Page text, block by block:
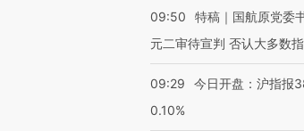
09:50
特稿｜国航原党委
元二审待宣判 否认大多数
09:29
今日开盘：沪指报
0.10%